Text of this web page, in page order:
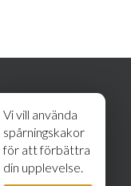
Vi vill använda
spårningskakor
för att förbättra
din upplevelse.
AB
30